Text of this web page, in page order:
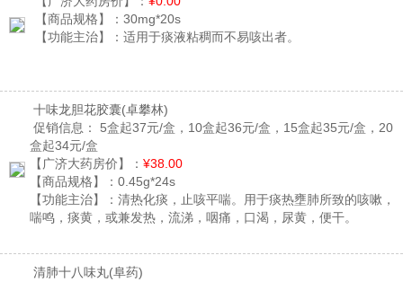
【商品规格】： 30mg*20s
【功能主治】： 适用于痰液粘稠而不易咳出者。
十味龙胆花胶囊(卓攀林)
促销信息：
5盒起37元/盒，10盒起36元/盒，15盒起35元/盒，20
盒起34元/盒
【广济大药房价】： ¥38.00
【商品规格】： 0.45g*24s
【功能主治】： 清热化痰，止咳平喘。用于痰热壅肺所致的咳嗽，
喘鸣，痰黄，或兼发热，流涕，咽痛，口渴，尿黄，便干。
清肺十八味丸(阜药)